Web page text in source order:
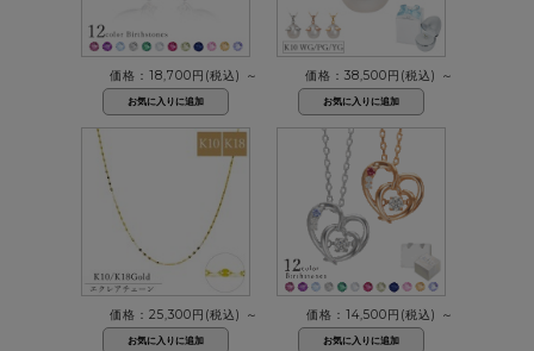
価格：18,700円(税込) ～ 価格：38,500円(税込) ～
価格：25,300円(税込) ～ 価格：14,500円(税込) ～